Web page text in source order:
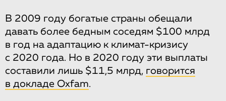
В 2009 году богатые страны обещали
давать более бедным соседям $100 млрд
в год на адаптацию к климат-кризису
с 2020 года. Но в 2020 году эти выплаты
составили лишь $11,5 млрд, говорится
в докладе Oxfam.